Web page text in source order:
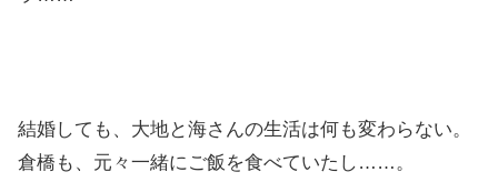
結婚しても、大地と海さんの生活は何も変わらない。
倉橋も、元々一緒にご飯を食べていたし……。